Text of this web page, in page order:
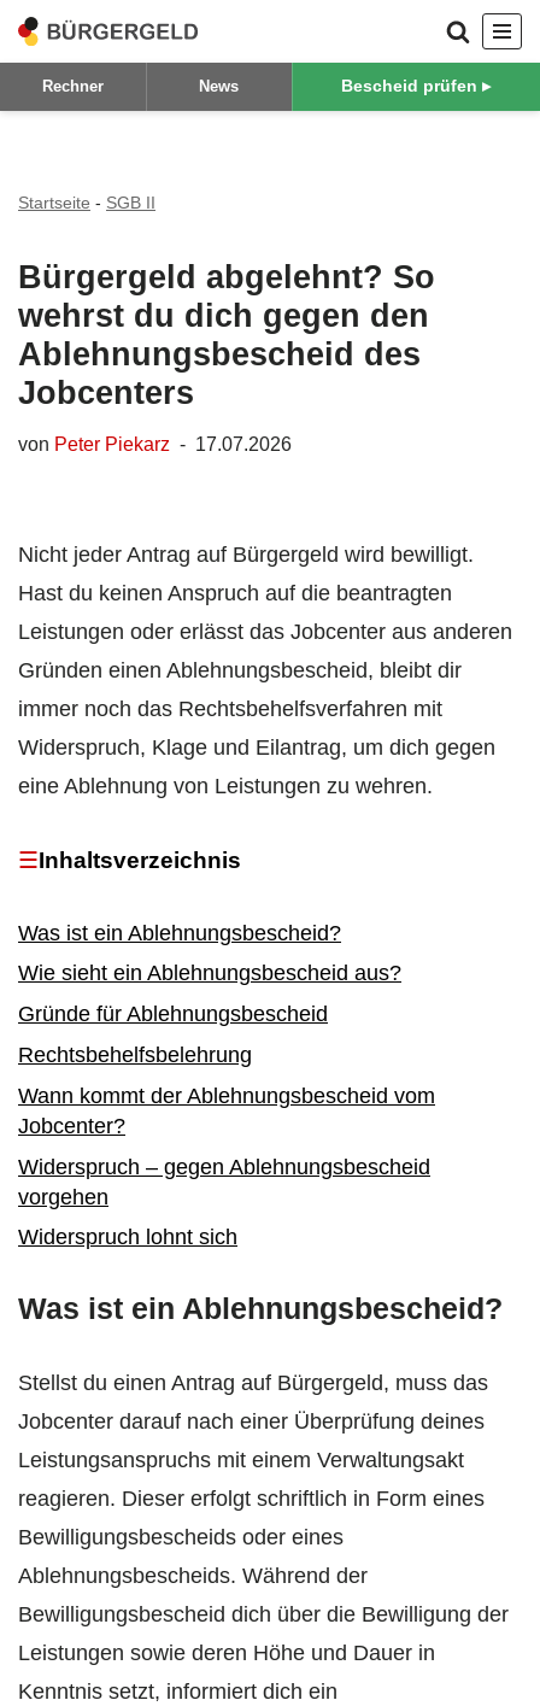
Zum
Inhalt
Rechner News Bescheid prüfen ▸
Startseite - SGB II
Bürgergeld abgelehnt? So
wehrst du dich gegen den
Ablehnungsbescheid des
Jobcenters
von Peter Piekarz 17.07.2026
Nicht jeder Antrag auf Bürgergeld wird bewilligt.
Hast du keinen Anspruch auf die beantragten
Leistungen oder erlässt das Jobcenter aus anderen
Gründen einen Ablehnungsbescheid, bleibt dir
immer noch das Rechtsbehelfsverfahren mit
Widerspruch, Klage und Eilantrag, um dich gegen
eine Ablehnung von Leistungen zu wehren.
Inhaltsverzeichnis
Was ist ein Ablehnungsbescheid?
Wie sieht ein Ablehnungsbescheid aus?
Gründe für Ablehnungsbescheid
Rechtsbehelfsbelehrung
Wann kommt der Ablehnungsbescheid vom
Jobcenter?
Widerspruch – gegen Ablehnungsbescheid
vorgehen
Widerspruch lohnt sich
Was ist ein Ablehnungsbescheid?
Stellst du einen Antrag auf Bürgergeld, muss das
Jobcenter darauf nach einer Überprüfung deines
Leistungsanspruchs mit einem Verwaltungsakt
reagieren. Dieser erfolgt schriftlich in Form eines
Bewilligungsbescheids oder eines
Ablehnungsbescheids. Während der
Bewilligungsbescheid dich über die Bewilligung der
Leistungen sowie deren Höhe und Dauer in
Kenntnis setzt, informiert dich ein